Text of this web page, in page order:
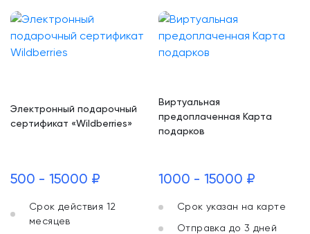
Электронный подарочный
сертификат «Wildberries»
500 - 15000 ₽
Срок действия 12
месяцев
Виртуальная
предоплаченная Карта
подарков
1000 - 15000 ₽
Срок указан на карте
Отправка до 3 дней